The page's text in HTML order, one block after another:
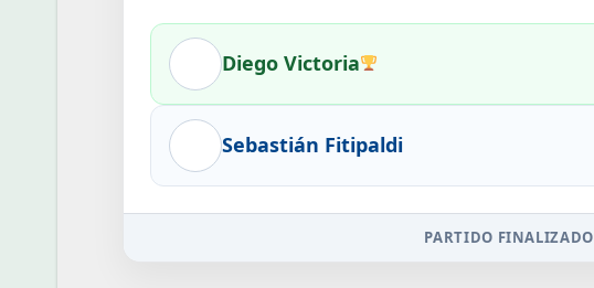
Diego Victoria
Sebastián Fitipaldi
PARTIDO FINALIZADO